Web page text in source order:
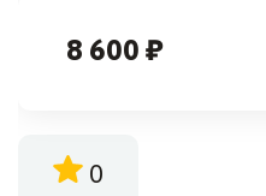
8 600 ₽
0